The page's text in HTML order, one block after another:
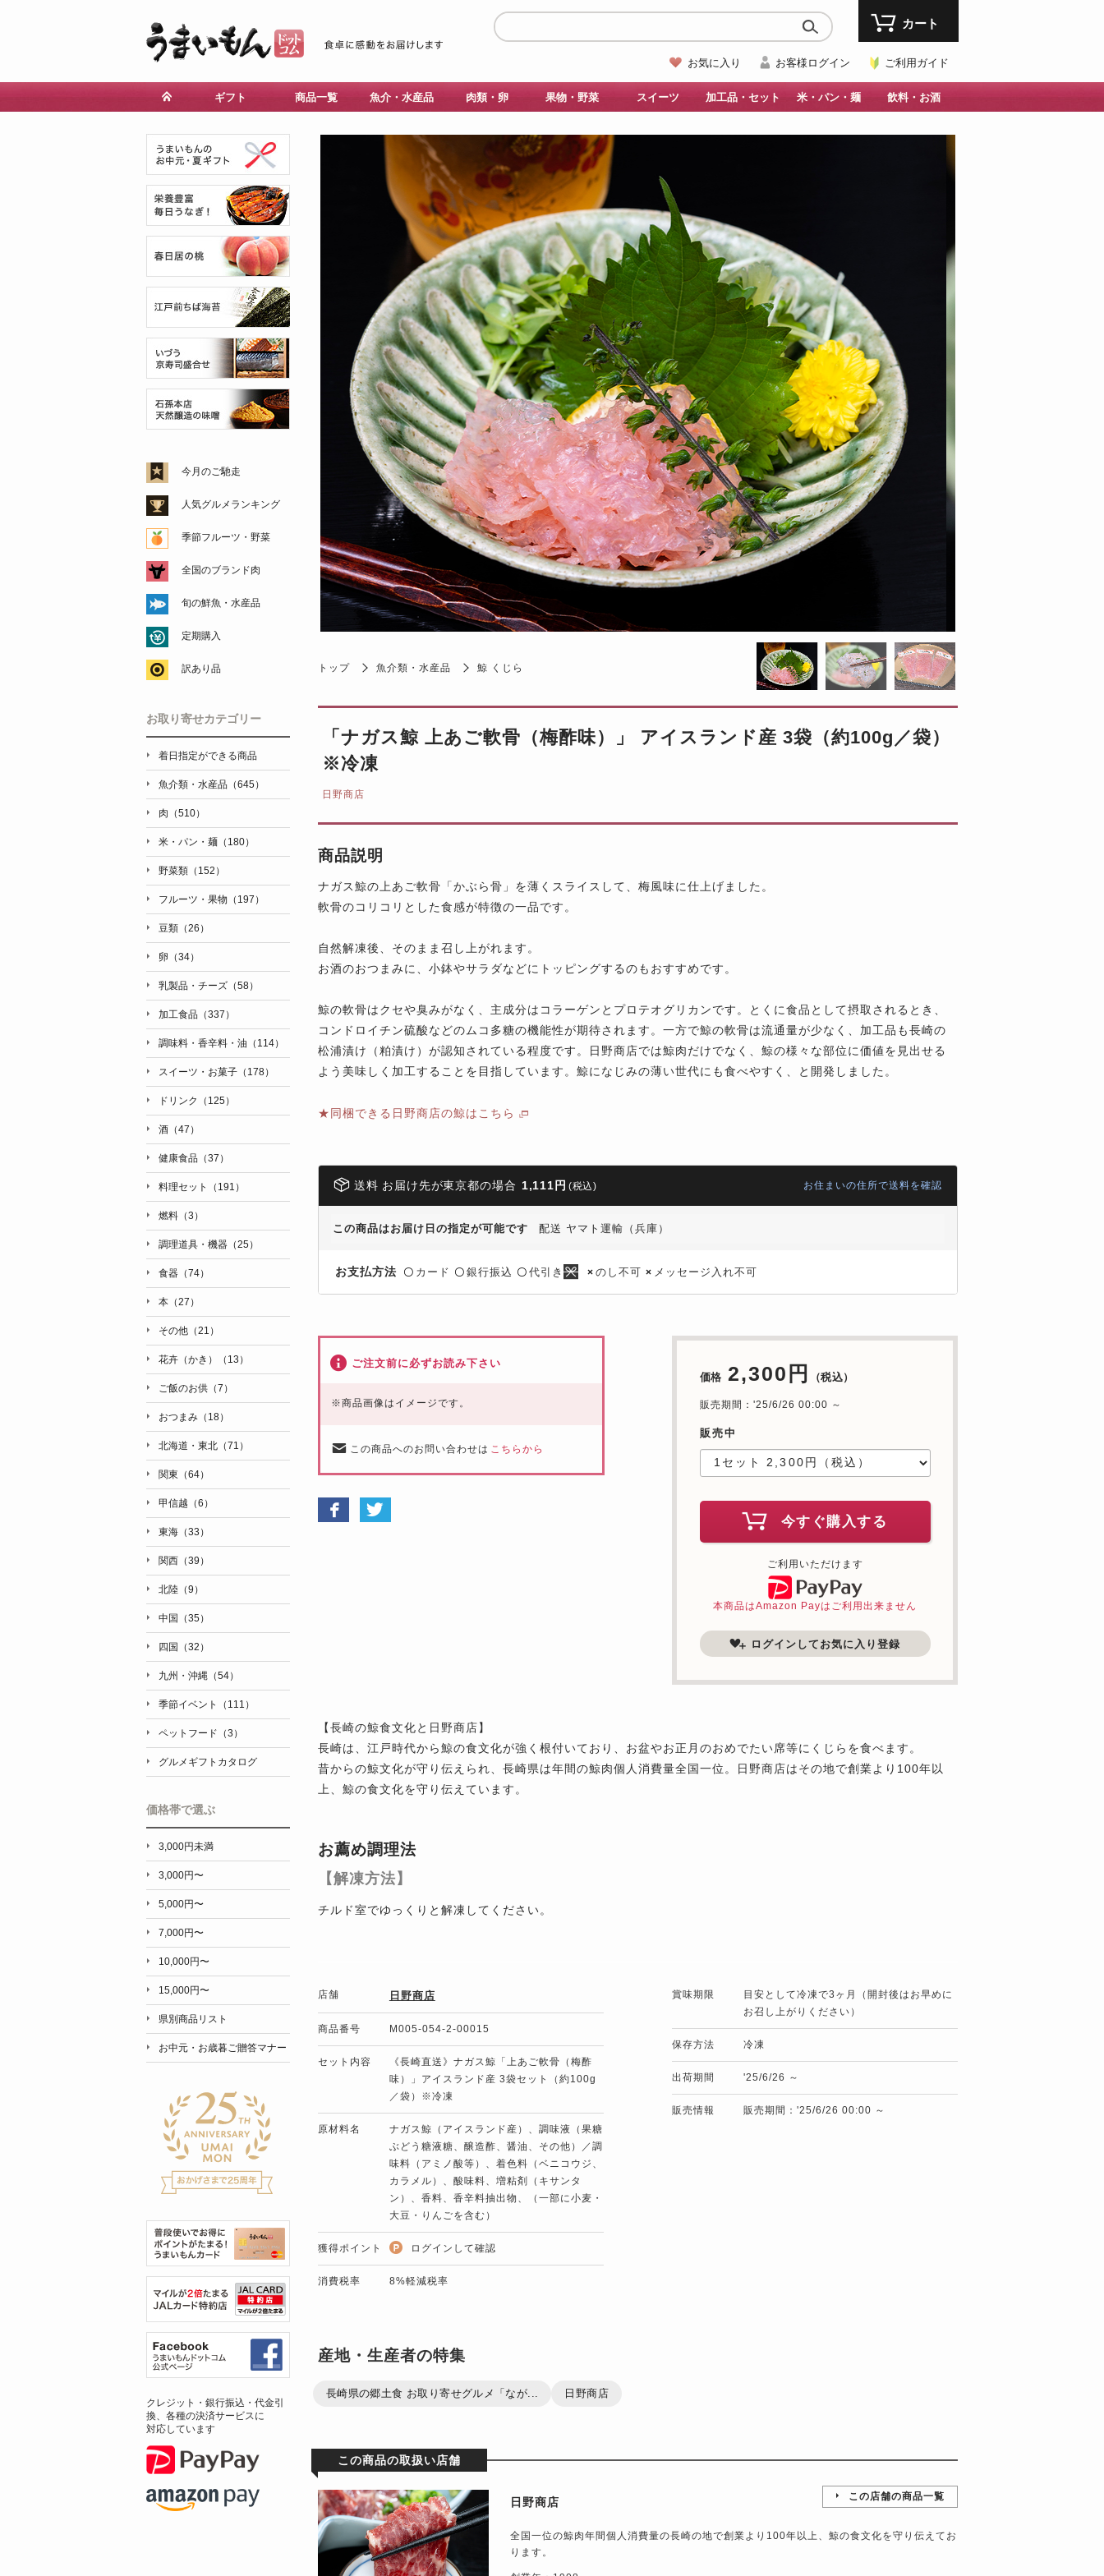
お気に入り お客様ログイン ご利用ガイド
カート
ギフト 商品一覧 魚介・水産品 肉類・卵 果物・野菜 スイーツ 加工品・セット 米・パン・麺 飲料・お酒
トップ 魚介類・水産品 鯨 くじら
「ナガス鯨 上あご軟骨（梅酢味）」 アイスランド産 3袋（約100g／袋）
※冷凍
日野商店
商品説明
ナガス鯨の上あご軟骨「かぶら骨」を薄くスライスして、梅風味に仕上げました。
軟骨のコリコリとした食感が特徴の一品です。
自然解凍後、そのまま召し上がれます。
お酒のおつまみに、小鉢やサラダなどにトッピングするのもおすすめです。
鯨の軟骨はクセや臭みがなく、主成分はコラーゲンとプロテオグリカンです。とくに食品として摂取されるとき、
コンドロイチン硫酸などのムコ多糖の機能性が期待されます。一方で鯨の軟骨は流通量が少なく、加工品も長崎の
松浦漬け（粕漬け）が認知されている程度です。日野商店では鯨肉だけでなく、鯨の様々な部位に価値を見出せる
よう美味しく加工することを目指しています。鯨になじみの薄い世代にも食べやすく、と開発しました。
★同梱できる日野商店の鯨はこちら
送料 お届け先が東京都の場合 1,111円 (税込) お住まいの住所で送料を確認
この商品はお届け日の指定が可能です 配送 ヤマト運輸（兵庫）
お支払方法 〇 カード 〇 銀行振込 〇 代引き × のし不可 × メッセージ入れ不可
価格 2,300円 （税込）
販売期間：'25/6/26 00:00 ～
販売中
今すぐ購入する
ご利用いただけます
本商品はAmazon Payはご利用出来ません
ログインしてお気に入り登録
ご注文前に必ずお読み下さい
※商品画像はイメージです。
この商品へのお問い合わせは こちらから
【長崎の鯨食文化と日野商店】
長崎は、江戸時代から鯨の食文化が強く根付いており、お盆やお正月のおめでたい席等にくじらを食べます。
昔からの鯨文化が守り伝えられ、長崎県は年間の鯨肉個人消費量全国一位。日野商店はその地で創業より100年以
上、鯨の食文化を守り伝えています。
お薦め調理法
【解凍方法】
チルド室でゆっくりと解凍してください。
店舗 日野商店
商品番号 M005-054-2-00015
セット内容
《長崎直送》ナガス鯨「上あご軟骨（梅酢
味）」アイスランド産 3袋セット（約100g
／袋）※冷凍
原材料名
ナガス鯨（アイスランド産）、調味液（果糖
ぶどう糖液糖、醸造酢、醤油、その他）／調
味料（アミノ酸等）、着色料（ベニコウジ、
カラメル）、酸味料、増粘剤（キサンタ
ン）、香料、香辛料抽出物、（一部に小麦・
大豆・りんごを含む）
獲得ポイント ログインして確認
消費税率 8%軽減税率
賞味期限
目安として冷凍で3ヶ月（開封後はお早めに
お召し上がりください）
保存方法 冷凍
出荷期間 '25/6/26 ～
販売情報 販売期間：'25/6/26 00:00 ～
産地・生産者の特集
長崎県の郷土食 お取り寄せグルメ「なが... 日野商店
この商品の取扱い店舗
日野商店 この店舗の商品一覧
全国一位の鯨肉年間個人消費量の長崎の地で創業より100年以上、鯨の食文化を守り伝えてお
ります。
今月のご馳走
人気グルメランキング
季節フルーツ・野菜
全国のブランド肉
旬の鮮魚・水産品
定期購入
訳あり品
お取り寄せカテゴリー
着日指定ができる商品
魚介類・水産品（645）
肉（510）
米・パン・麺（180）
野菜類（152）
フルーツ・果物（197）
豆類（26）
卵（34）
乳製品・チーズ（58）
加工食品（337）
調味料・香辛料・油（114）
スイーツ・お菓子（178）
ドリンク（125）
酒（47）
健康食品（37）
料理セット（191）
燃料（3）
調理道具・機器（25）
食器（74）
本（27）
その他（21）
花卉（かき）（13）
ご飯のお供（7）
おつまみ（18）
北海道・東北（71）
関東（64）
甲信越（6）
東海（33）
関西（39）
北陸（9）
中国（35）
四国（32）
九州・沖縄（54）
季節イベント（111）
ペットフード（3）
グルメギフトカタログ
価格帯で選ぶ
3,000円未満
3,000円〜
5,000円〜
7,000円〜
10,000円〜
15,000円〜
県別商品リスト
お中元・お歳暮ご贈答マナー
クレジット・銀行振込・代金引
換、各種の決済サービスに
対応しています